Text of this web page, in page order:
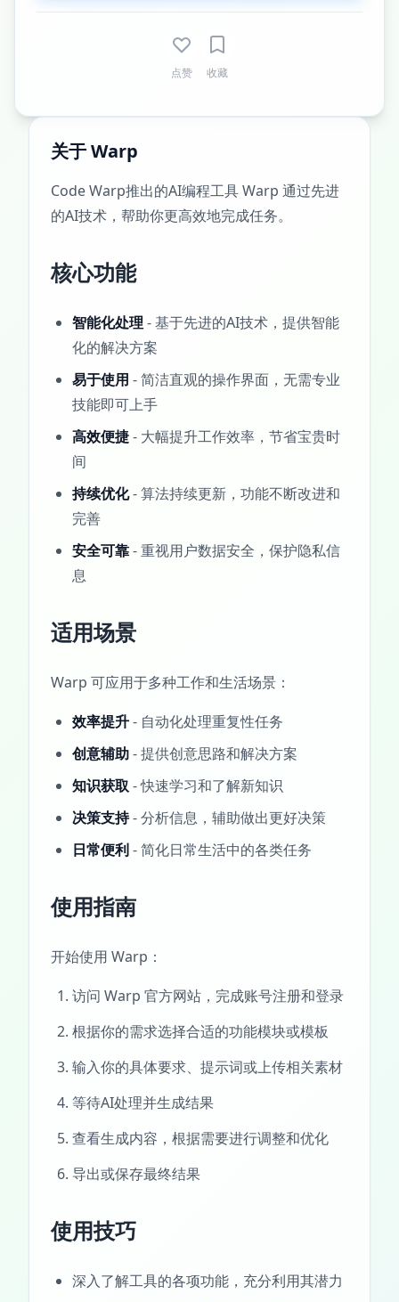
点赞 收藏
关于 Warp
Code Warp推出的AI编程工具 Warp 通过先进
的AI技术，帮助你更高效地完成任务。
核心功能
智能化处理 - 基于先进的AI技术，提供智能
化的解决方案
易于使用 - 简洁直观的操作界面，无需专业
技能即可上手
高效便捷- 大幅提升工作效率，节省宝贵时
间
持续优化- 算法持续更新，功能不断改进和
完善
安全可靠- 重视用户数据安全，保护隐私信
息
适用场景
Warp 可应用于多种工作和生活场景：
效率提升- 自动化处理重复性任务
创意辅助- 提供创意思路和解决方案
知识获取 - 快速学习和了解新知识
决策支持- 分析信息，辅助做出更好决策
日常便利- 简化日常生活中的各类任务
使用指南
开始使用 Warp：
访问 Warp 官方网站，完成账号注册和登录
根据你的需求选择合适的功能模块或模板
输入你的具体要求、提示词或上传相关素材
等待AI处理并生成结果
查看生成内容，根据需要进行调整和优化
导出或保存最终结果
使用技巧
深入了解工具的各项功能，充分利用其潜力